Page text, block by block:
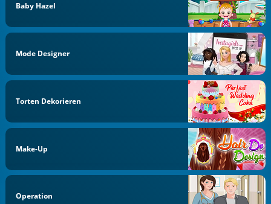
Baby Hazel
Mode Designer
Torten Dekorieren
Make-Up
Operation